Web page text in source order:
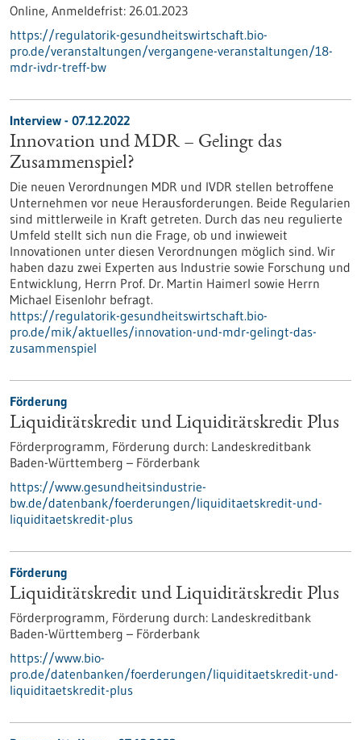
Online, Anmeldefrist: 26.01.2023
https://regulatorik-gesundheitswirtschaft.bio-
pro.de/veranstaltungen/vergangene-veranstaltungen/18-
mdr-ivdr-treff-bw
Interview - 07.12.2022
Innovation und MDR – Gelingt das
Zusammenspiel?
Die neuen Verordnungen MDR und IVDR stellen betroffene
Unternehmen vor neue Herausforderungen. Beide Regularien
sind mittlerweile in Kraft getreten. Durch das neu regulierte
Umfeld stellt sich nun die Frage, ob und inwieweit
Innovationen unter diesen Verordnungen möglich sind. Wir
haben dazu zwei Experten aus Industrie sowie Forschung und
Entwicklung, Herrn Prof. Dr. Martin Haimerl sowie Herrn
Michael Eisenlohr befragt.
https://regulatorik-gesundheitswirtschaft.bio-
pro.de/mik/aktuelles/innovation-und-mdr-gelingt-das-
zusammenspiel
Förderung
Liquiditätskredit und Liquiditätskredit Plus
Förderprogramm, Förderung durch: Landeskreditbank
Baden-Württemberg – Förderbank
https://www.gesundheitsindustrie-
bw.de/datenbank/foerderungen/liquiditaetskredit-und-
liquiditaetskredit-plus
Förderung
Liquiditätskredit und Liquiditätskredit Plus
Förderprogramm, Förderung durch: Landeskreditbank
Baden-Württemberg – Förderbank
https://www.bio-
pro.de/datenbanken/foerderungen/liquiditaetskredit-und-
liquiditaetskredit-plus